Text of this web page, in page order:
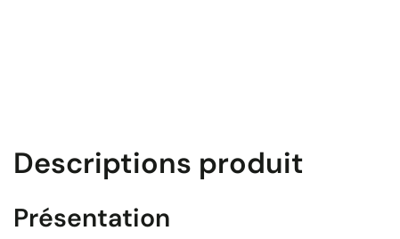
Descriptions produit
Présentation